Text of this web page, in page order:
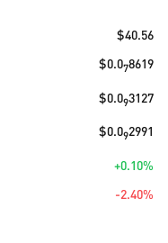
$40.56
$0.078619
$0.093127
$0.092991
+0.10%
-2.40%